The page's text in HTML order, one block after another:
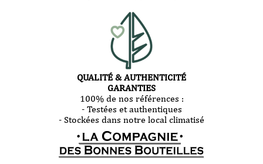
QUALITÉ & AUTHENTICITÉ
GARANTIES
100% de nos références :
- Testées et authentiques
- Stockées dans notre local climatisé